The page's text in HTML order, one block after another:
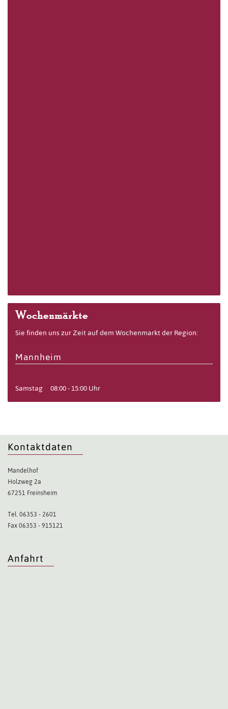
Wochenmärkte
Sie finden uns zur Zeit auf dem Wochenmarkt der Region:
Mannheim
Samstag 08:00 - 15:00 Uhr
Kontaktdaten
Mandelhof
Holzweg 2a
67251 Freinsheim
Tel. 06353 - 2601
Fax 06353 - 915121
Anfahrt